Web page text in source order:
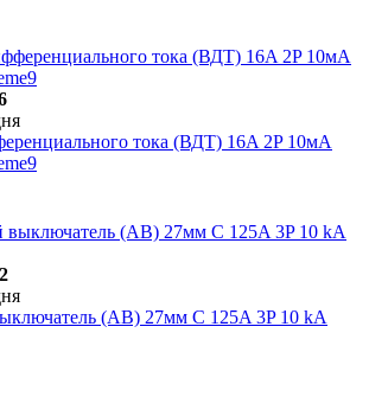
тока (ВДТ) 16A 2P 10мА
(АВ) 27мм C 125A 3P 10 kA